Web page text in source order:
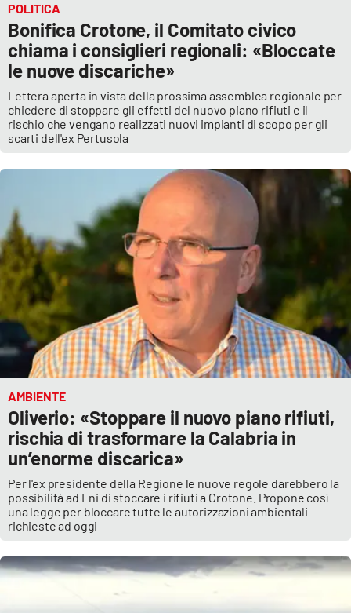
POLITICA
Bonifica Crotone, il Comitato civico
chiama i consiglieri regionali: «Bloccate
le nuove discariche»
Lettera aperta in vista della prossima assemblea regionale per
chiedere di stoppare gli effetti del nuovo piano rifiuti e il
rischio che vengano realizzati nuovi impianti di scopo per gli
scarti dell'ex Pertusola
AMBIENTE
Oliverio: «Stoppare il nuovo piano rifiuti,
rischia di trasformare la Calabria in
un’enorme discarica»
Per l'ex presidente della Regione le nuove regole darebbero la
possibilità ad Eni di stoccare i rifiuti a Crotone. Propone così
una legge per bloccare tutte le autorizzazioni ambientali
richieste ad oggi